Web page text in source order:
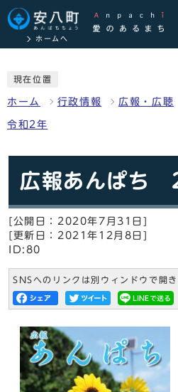
ホームへ
現在位置
ホーム 行政情報 広報・広聴
令和2年
広報あんぱち
[公開日：2020年7月31日]
[更新日：2021年12月8日]
ID:80
SNSへのリンクは別ウィンドウで開き